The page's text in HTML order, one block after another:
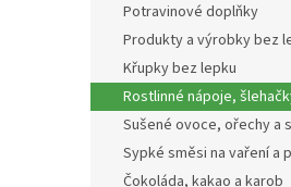
Potravinové doplňky
Produkty a výrobky bez
Křupky bez lepku
Rostlinné nápoje,
Sušené ovoce, ořechy a
Sypké směsi na vaření a
Čokoláda, kakao a karob